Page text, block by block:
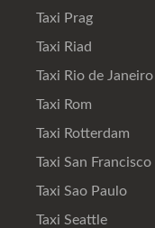
Taxi Prag
Taxi Riad
Taxi Rio de Janeiro
Taxi Rom
Taxi Rotterdam
Taxi San Francisco
Taxi Sao Paulo
Taxi Seattle